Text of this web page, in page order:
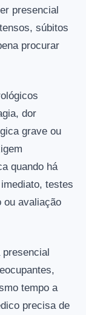
presencial
súbitos
procurar
dor
grave ou
quando há
testes
ou avaliação
presencial
tempo a
precisa de